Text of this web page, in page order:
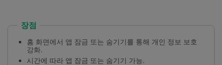
장점
홈 화면에서 앱 잠금 또는 숨기기를 통해 개인 정보 보호
강화.
시간에 따라 앱 잠금 또는 숨기기 가능.